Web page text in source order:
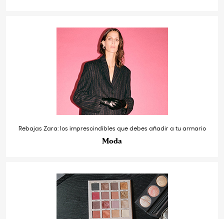
Rebajas Zara: los imprescindibles que debes añadir a tu armario
Moda